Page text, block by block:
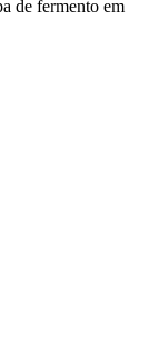
de fermento em